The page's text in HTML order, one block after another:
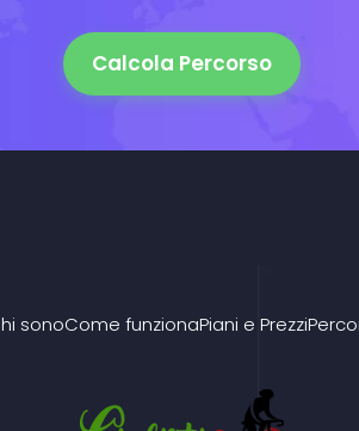
Calcola Percorso
sonoCome funzionaPiani e Prezzi